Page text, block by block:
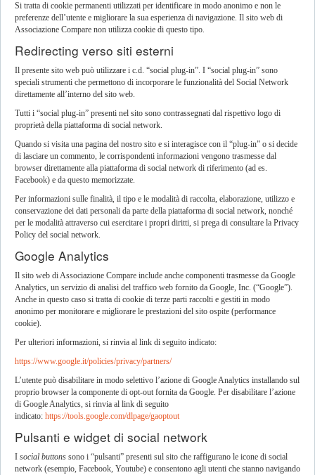
Si tratta di cookie permanenti utilizzati per identificare in modo anonimo e non le
preferenze dell’utente e migliorare la sua esperienza di navigazione. Il sito web di
Associazione Compare non utilizza cookie di questo tipo.
Redirecting verso siti esterni
Il presente sito web può utilizzare i c.d. “social plug-in”. I “social plug-in” sono
speciali strumenti che permettono di incorporare le funzionalità del Social Network
direttamente all’interno del sito web.
Tutti i “social plug-in” presenti nel sito sono contrassegnati dal rispettivo logo di
proprietà della piattaforma di social network.
Quando si visita una pagina del nostro sito e si interagisce con il “plug-in” o si decide
di lasciare un commento, le corrispondenti informazioni vengono trasmesse dal
browser direttamente alla piattaforma di social network di riferimento (ad es.
Facebook) e da questo memorizzate.
Per informazioni sulle finalità, il tipo e le modalità di raccolta, elaborazione, utilizzo e
conservazione dei dati personali da parte della piattaforma di social network, nonché
per le modalità attraverso cui esercitare i propri diritti, si prega di consultare la Privacy
Policy del social network.
Google Analytics
Il sito web di Associazione Compare include anche componenti trasmesse da Google
Analytics, un servizio di analisi del traffico web fornito da Google, Inc. (“Google”).
Anche in questo caso si tratta di cookie di terze parti raccolti e gestiti in modo
anonimo per monitorare e migliorare le prestazioni del sito ospite (performance
cookie).
Per ulteriori informazioni, si rinvia al link di seguito indicato:
https://www.google.it/policies/privacy/partners/
L’utente può disabilitare in modo selettivo l’azione di Google Analytics installando sul
proprio browser la componente di opt-out fornita da Google. Per disabilitare l’azione
di Google Analytics, si rinvia al link di seguito
indicato: https://tools.google.com/dlpage/gaoptout
Pulsanti e widget di social network
I social buttons sono i “pulsanti” presenti sul sito che raffigurano le icone di social
network (esempio, Facebook, Youtube) e consentono agli utenti che stanno navigando